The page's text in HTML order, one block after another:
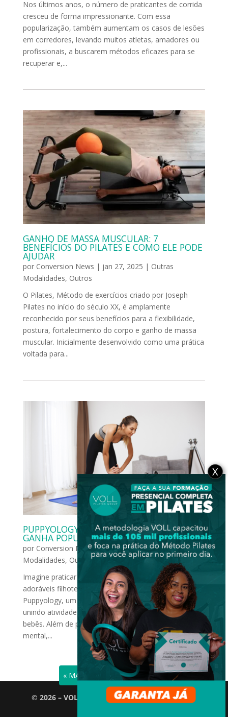
Nos últimos anos, o número de praticantes de corrida
cresceu de forma impressionante. Com essa
popularização, também aumentam os casos de lesões
em corredores, levando muitos atletas, amadores ou
profissionais, a buscarem métodos eficazes para se
recuperar e,...
GANHO DE MASSA MUSCULAR: 7
BENEFÍCIOS DO PILATES E COMO ELE PODE
AJUDAR
por Conversion News | jan 27, 2025 | Outras
Modalidades, Outros
O Pilates, Método de exercícios criado por Joseph
Pilates no início do século XX, é amplamente
reconhecido por seus benefícios para a flexibilidade,
postura, fortalecimento do corpo e ganho de massa
muscular. Inicialmente desenvolvido como uma prática
voltada para...
PUPPYOLOGY: PILATES COM CÃES BEBÊS
GANHA POPULARIDADE EM PORTUGAL
por Conversion News |fev 7, 2024|Outras
Modalidades, Outros
Imagine praticar Pilates enquanto interage com
adoráveis filhotes de cachorro. Essa é a proposta do
Puppyology, um novo conceito que nasceu em Braga,
unindo atividade física e a irresistível presença de cães
bebês. Além de proporcionar benefícios para a saúde
mental,...
« ENTRADAS ANTIGAS
© 2026 – VOLL Pilates Group. Todos os direitos
X